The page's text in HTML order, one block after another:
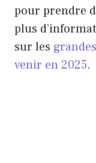
pour prendre
plus
sur les
venir en 2025.